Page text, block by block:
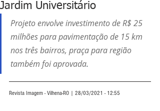
Jardim Universitário
Projeto envolve investimento de R$ 25
milhões para pavimentação de 15 km
nos três bairros, praça para região
também foi aprovada.
Revista Imagem - Vilhena-RO | 28/03/2021 - 12:55